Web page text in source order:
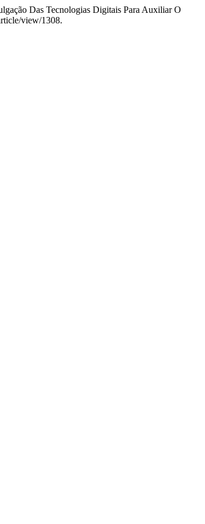
Das Tecnologias Digitais Para Auxiliar O
view/1308.